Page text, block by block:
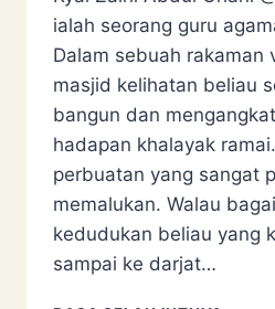
ialah seorang guru
Dalam sebuah rakaman
masjid kelihatan beliau
bangun dan
hadapan khalayak
perbuatan yang sangat
memalukan. Walau
kedudukan beliau yang
sampai ke darjat…